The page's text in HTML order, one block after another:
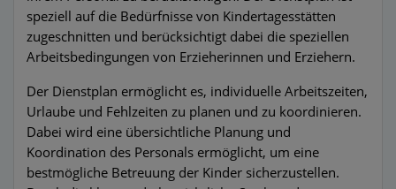
speziell auf die Bedürfnisse von Kindertagesstätten
zugeschnitten und berücksichtigt dabei die speziellen
Arbeitsbedingungen von Erzieherinnen und Erziehern.
Der Dienstplan ermöglicht es, individuelle Arbeitszeiten,
Urlaube und Fehlzeiten zu planen und zu koordinieren.
Dabei wird eine übersichtliche Planung und
Koordination des Personals ermöglicht, um eine
bestmögliche Betreuung der Kinder sicherzustellen.